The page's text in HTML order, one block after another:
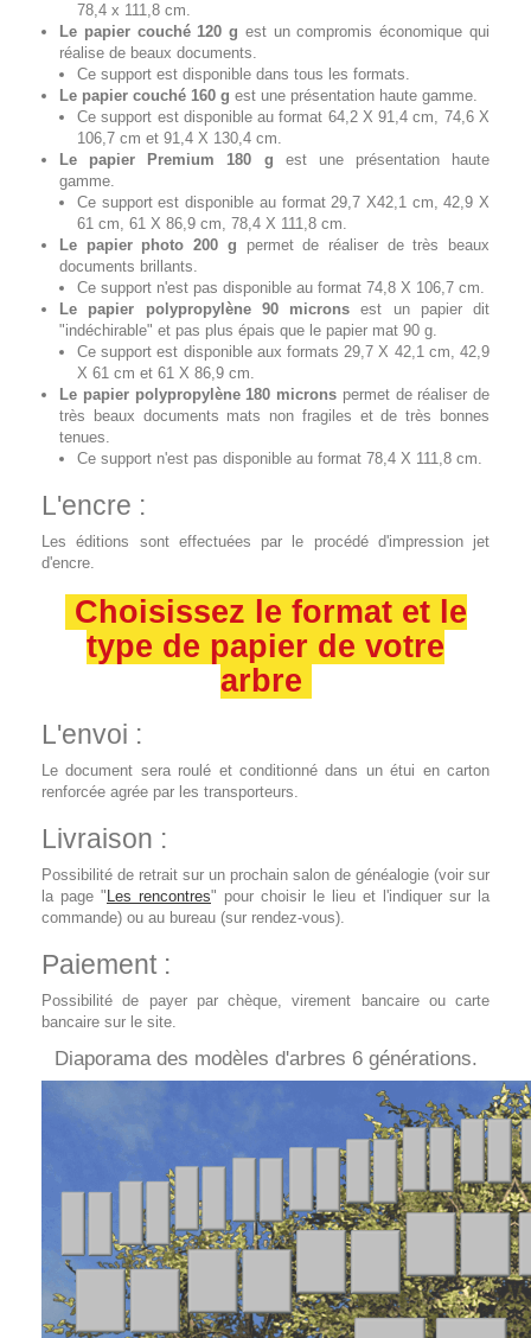
78,4 x 111,8 cm.
Le papier couché 120 g est un compromis économique qui
réalise de beaux documents.
Ce support est disponible dans tous les formats.
Le papier couché 160 g est une présentation haute gamme.
Ce support est disponible au format 64,2 X 91,4 cm, 74,6 X
106,7 cm et 91,4 X 130,4 cm.
Le papier Premium 180 g est une présentation haute
gamme.
Ce support est disponible au format 29,7 X42,1 cm, 42,9 X
61 cm, 61 X 86,9 cm, 78,4 X 111,8 cm.
Le papier photo 200 g permet de réaliser de très beaux
documents brillants.
Ce support n'est pas disponible au format 74,8 X 106,7 cm.
Le papier polypropylène 90 microns est un papier dit
"indéchirable" et pas plus épais que le papier mat 90 g.
Ce support est disponible aux formats 29,7 X 42,1 cm, 42,9
X 61 cm et 61 X 86,9 cm.
Le papier polypropylène 180 microns permet de réaliser de
très beaux documents mats non fragiles et de très bonnes
tenues.
Ce support n'est pas disponible au format 78,4 X 111,8 cm.
L'encre :
Les éditions sont effectuées par le procédé d'impression jet
d'encre.
Choisissez le format et le
type de papier de votre
arbre
L'envoi :
Le document sera roulé et conditionné dans un étui en carton
renforcée agrée par les transporteurs.
Livraison :
Possibilité de retrait sur un prochain salon de généalogie (voir sur
la page " Les rencontres" pour choisir le lieu et l'indiquer sur la
commande) ou au bureau (sur rendez-vous).
Paiement :
Possibilité de payer par chèque, virement bancaire ou carte
bancaire sur le site.
Diaporama des modèles d'arbres 6 générations.